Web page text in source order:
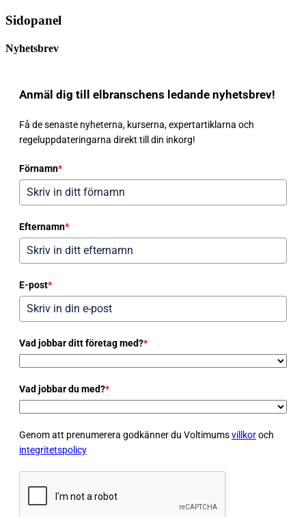
Sidopanel
Nyhetsbrev
Anmäl dig till elbranschens ledande nyhetsbrev!
Få de senaste nyheterna, kurserna, expertartiklarna och
regeluppdateringarna direkt till din inkorg!
Förnamn*
Efternamn*
E-post*
Vad jobbar ditt företag med?*
Vad jobbar du med?*
Genom att prenumerera godkänner du Voltimumsvillkoroch
integritetspolicy